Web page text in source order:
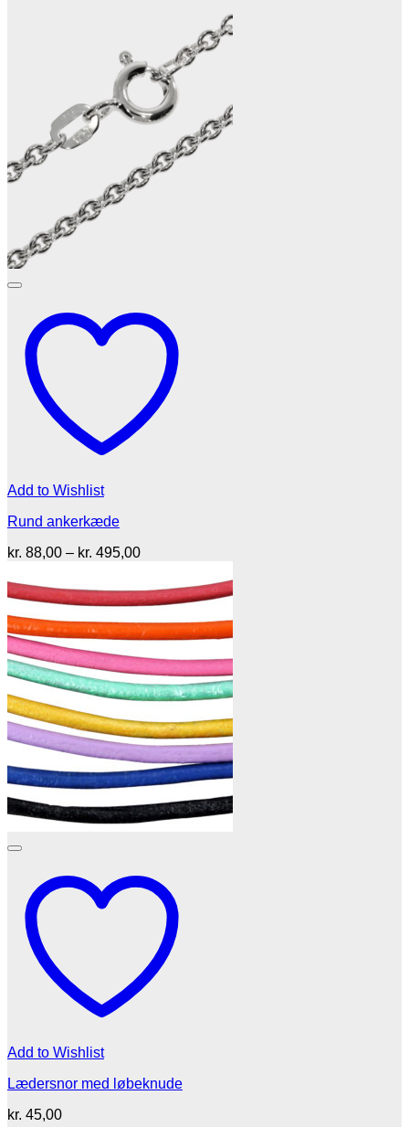
kr. 465,00
Add to Wishlist
Rund ankerkæde
kr. 88,00 – kr. 495,00Prisinterval:
kr. 495,00
Add to Wishlist
Lædersnor med løbeknude
kr. 45,00